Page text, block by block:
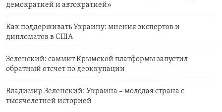
демократией и автократией»
Как поддерживать Украину: мнения экспертов и
дипломатов в США
Зеленский: саммит Крымской платформы запустил
обратный отсчет по деоккупации
Владимир Зеленский: Украина – молодая страна с
тысячелетней историей